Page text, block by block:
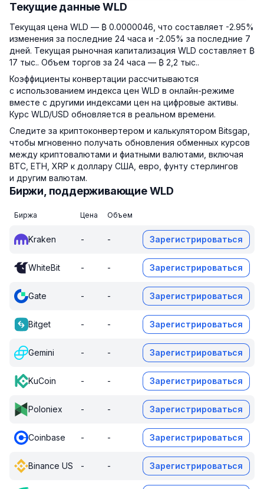
Текущие данные WLD
Текущая цена WLD — ₿ 0.0000046, что составляет -2.95%
изменения за последние 24 часа и -2.05% за последние 7
дней. Текущая рыночная капитализация WLD составляет ₿
17 тыс.. Объем торгов за 24 часа — ₿ 2,2 тыс..
Коэффициенты конвертации рассчитываются
с использованием индекса цен WLD в онлайн-режиме
вместе с другими индексами цен на цифровые активы.
Курс WLD/USD обновляется в реальном времени.
Следите за криптоконвертером и калькулятором Bitsgap,
чтобы мгновенно получать обновления обменных курсов
между криптовалютами и фиатными валютами, включая
BTC, ETH, XRP к доллару США, евро, фунту стерлингов
и другим валютам.
Биржи, поддерживающие WLD
Биржа Цена Объем
Kraken - - Зарегистрироваться
WhiteBit - - Зарегистрироваться
Gate - - Зарегистрироваться
Bitget - - Зарегистрироваться
Gemini - - Зарегистрироваться
KuCoin - - Зарегистрироваться
Poloniex - - Зарегистрироваться
Coinbase - - Зарегистрироваться
Binance US - - Зарегистрироваться